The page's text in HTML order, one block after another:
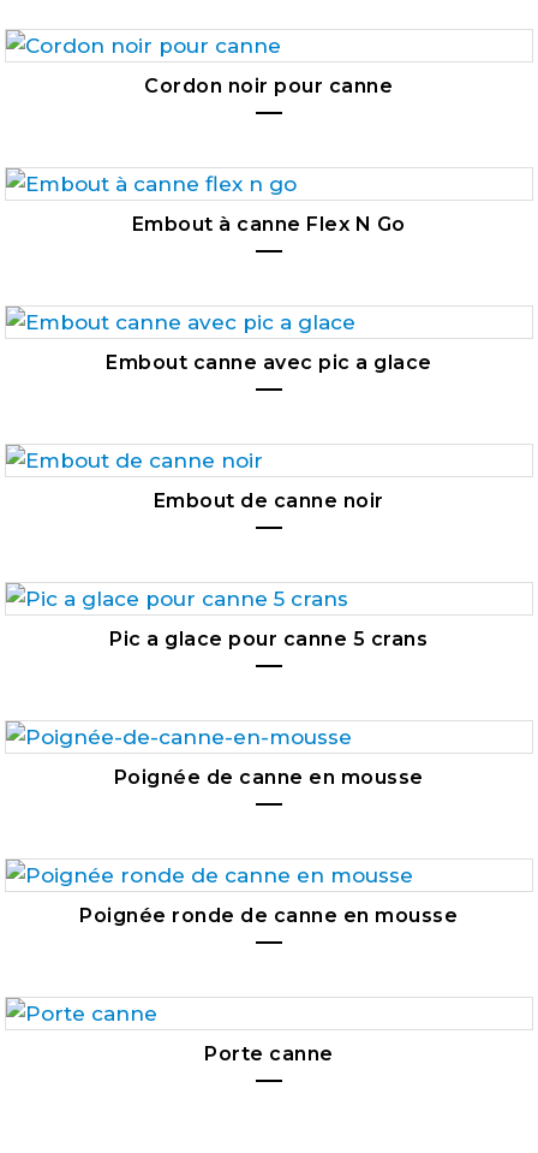
Cordon noir pour canne
Embout à canne Flex N Go
Embout canne avec pic a glace
Embout de canne noir
Pic a glace pour canne 5 crans
Poignée de canne en mousse
Poignée ronde de canne en mousse
Porte canne